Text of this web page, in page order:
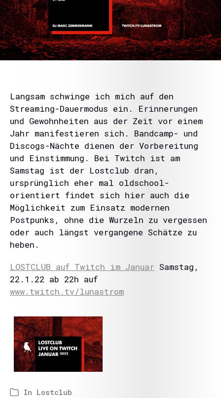
Langsam schwinge ich mich auf den
Streaming-Dauermodus ein. Erinnerungen
und Gewohnheiten aus der Zeit vor einem
Jahr manifestieren sich. Bandcamp- und
Discogs-Nächte dienen der Vorbereitung
und Einstimmung. Bei Twitch ist am
Samstag ist der Lostclub dran,
ursprünglich eher mal oldschool-
orientiert findet sich hier auch die
Möglichkeit zum Einsatz modernen
Postpunks, ohne die Wurzeln zu vergessen
oder auch längst vergangene Schätze zu
heben.
LOSTCLUB auf Twitch im Januar Samstag,
22.1.22 ab 22h auf
www.twitch.tv/lunastrom
In Lostclub